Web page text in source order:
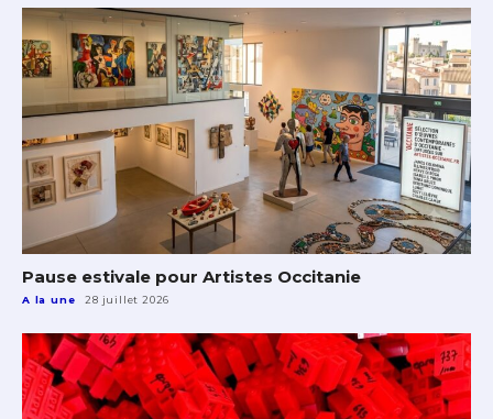
Pause estivale pour Artistes Occitanie
A la une 28 juillet 2026